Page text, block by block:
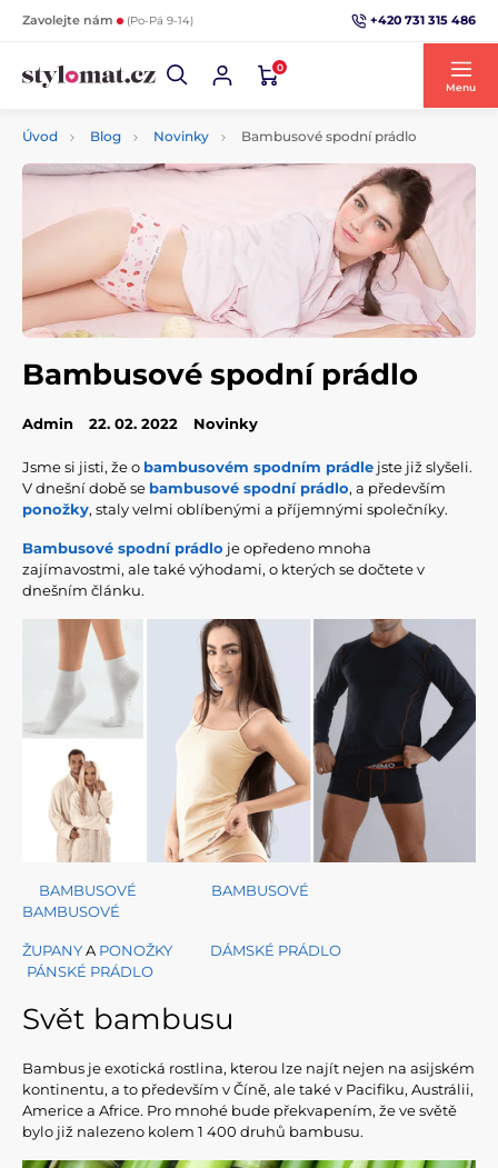
Zavolejte nám (Po-Pá 9-14) +420 731 315 486
0
Menu
Úvod Blog Novinky Bambusové spodní prádlo
Bambusové spodní prádlo
Admin 22. 02. 2022 Novinky
Jsme si jisti, že o bambusovém spodním prádle jste již slyšeli.
V dnešní době se bambusové spodní prádlo, a především
ponožky, staly velmi oblíbenými a příjemnými společníky.
Bambusové spodní prádlo je opředeno mnoha
zajímavostmi, ale také výhodami, o kterých se dočtete v
dnešním článku.
BAMBUSOVÉ
BAMBUSOVÉ
BAMBUSOVÉ
ŽUPANYA PONOŽKY
DÁMSKÉ PRÁDLO
PÁNSKÉ PRÁDLO
Svět bambusu
Bambus je exotická rostlina, kterou lze najít nejen na asijském
kontinentu, a to především v Číně, ale také v Pacifiku, Austrálii,
Americe a Africe. Pro mnohé bude překvapením, že ve světě
bylo již nalezeno kolem 1 400 druhů bambusu.